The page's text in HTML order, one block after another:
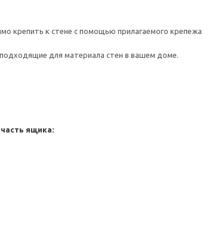
к стене с помощью прилагаемого крепежа
для материала стен в вашем доме.
ящика: